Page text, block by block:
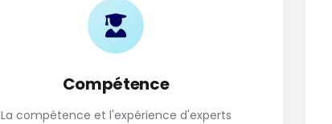
Compétence
La compétence et l'expérience d'experts